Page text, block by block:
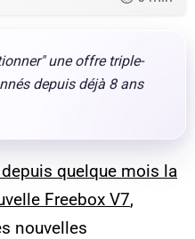
une offre triple-
depuis déjà 8 ans
quelque mois la
Freebox V7,
nouvelles